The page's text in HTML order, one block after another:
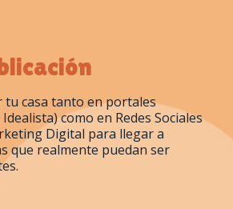
tu casa tanto en portales
como en Redes Sociales
Digital para llegar a
que realmente puedan ser